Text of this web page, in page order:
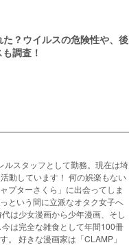
？ウイルスの危険性や、後
調査！
ルスタッフとして勤務。現在は埼
動しています！ 何の娯楽もない
プターさくら」に出会ってしま
という間に立派なオタク女子へ
は少女漫画から少年漫画、そし
は完全な雑食として年間100冊
。 好きな漫画家は「CLAMP」